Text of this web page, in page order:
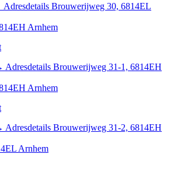
Adresdetails Brouwerijweg 30, 6814EL
Arnhem
Adresdetails Brouwerijweg 31-1, 6814EH
Arnhem
Adresdetails Brouwerijweg 31-2, 6814EH
Arnhem